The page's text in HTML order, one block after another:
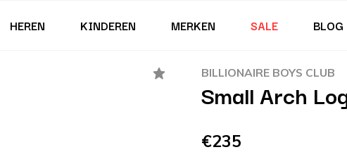
HEREN KINDEREN MERKEN SALE BLOG
BILLIONAIRE BOYS CLUB
Small Arch
€235